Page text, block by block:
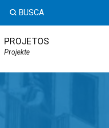
BUSCA
PROJETOS
Projekte